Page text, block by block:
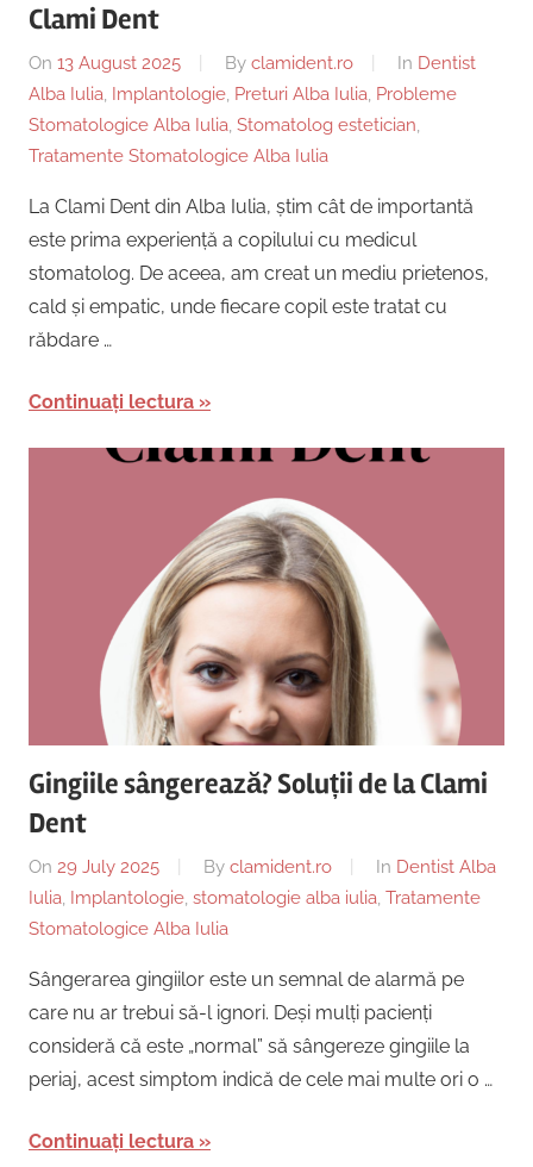
Clami Dent
On 13 August 2025 By clamident.ro In Dentist
Alba Iulia, Implantologie, Preturi Alba Iulia, Probleme
Stomatologice Alba Iulia, Stomatolog estetician,
Tratamente Stomatologice Alba Iulia
La Clami Dent din Alba Iulia, știm cât de importantă
este prima experiență a copilului cu medicul
stomatolog. De aceea, am creat un mediu prietenos,
cald și empatic, unde fiecare copil este tratat cu
răbdare …
Continuați lectura
Gingiile sângerează? Soluții de la Clami
Dent
On 29 July 2025 By clamident.ro In Dentist Alba
Iulia, Implantologie, stomatologie alba iulia, Tratamente
Stomatologice Alba Iulia
Sângerarea gingiilor este un semnal de alarmă pe
care nu ar trebui să-l ignori. Deși mulți pacienți
consideră că este „normal” să sângereze gingiile la
periaj, acest simptom indică de cele mai multe ori o …
Continuați lectura